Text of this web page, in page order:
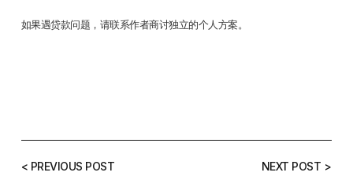
如果遇贷款问题，请联系作者商讨独立的个人方案。
< PREVIOUS POST
NEXT POST >